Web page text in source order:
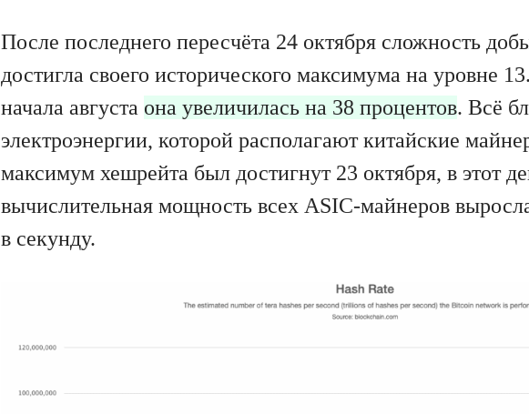
После последнего пересчёта 24 октября сложность
достигла своего исторического максимума на уровне
начала августа она увеличилась на 38 процентов. Всё
электроэнергии, которой располагают китайские
максимум хешрейта был достигнут 23 октября, в этот
вычислительная мощность всех ASIC-майнеров
в секунду.